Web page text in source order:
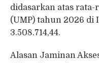
didasarkan atas
(UMP) tahun 2026 di
3.508.714,44.
Alasan Jaminan